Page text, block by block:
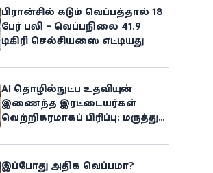
பிரான்சில் கடும் வெப்பத்தால் 18
பேர் பலி – வெப்பநிலை 41.9
டிகிரி செல்சியஸை எட்டியது
AI தொழில்நுட்ப உதவியுடன்
இணைந்த இரட்டையர்கள்
வெற்றிகரமாகப் பிரிப்பு: மருத்துவ
இப்போது அதிக வெப்பமா?